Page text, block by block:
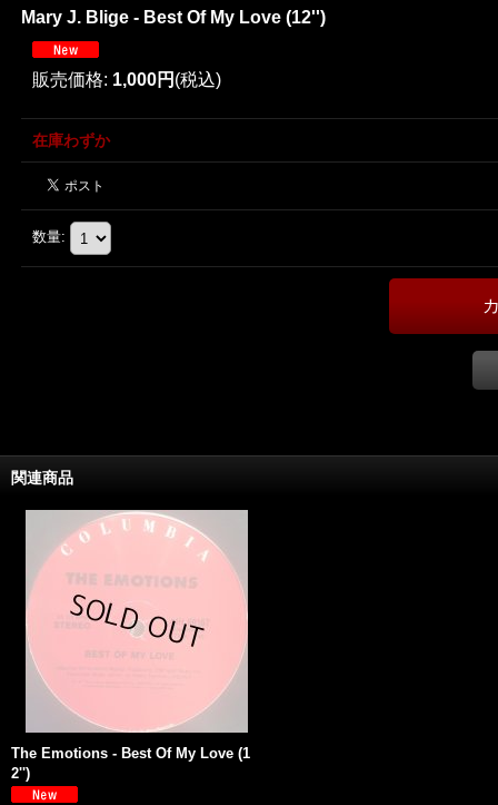
Mary J. Blige - Best Of My Love (12'')
販売価格: 1,000円 (税込)
在庫わずか
数量:
関連商品
The Emotions - Best Of My Love (1
2'')